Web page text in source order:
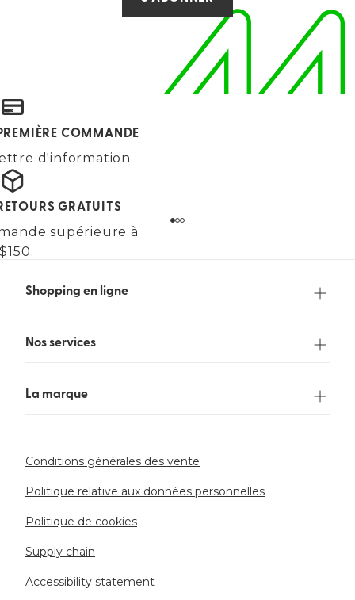
COMMANDE
d'information.
GRATUITS
supérieure à
Shopping en ligne
Nos services
La marque
Conditions générales des vente
Politique relative aux données personnelles
Politique de cookies
Supply chain
Accessibility statement